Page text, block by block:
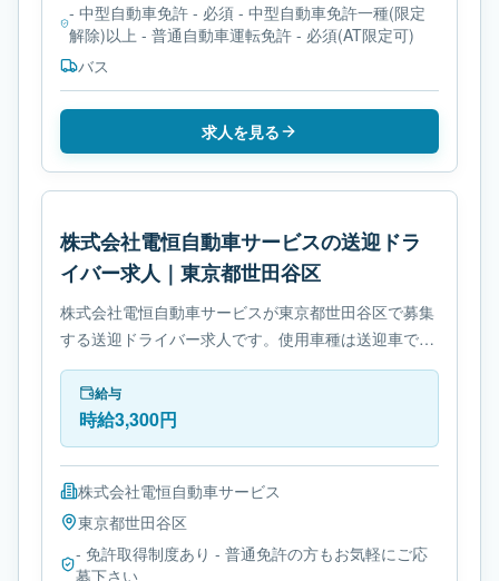
- 中型自動車免許 - 必須 - 中型自動車免許一種(限定
解除)以上 - 普通自動車運転免許 - 必須(AT限定可)
バス
求人を見る
株式会社電恒自動車サービスの送迎ドラ
イバー求人｜東京都世田谷区
株式会社電恒自動車サービスが東京都世田谷区で募集
する送迎ドライバー求人です。使用車種は送迎車で
す。勤務時間は- シフト制です。必要免許は- 免許取得
制度ありです。
給与
時給3,300円
株式会社電恒自動車サービス
東京都世田谷区
- 免許取得制度あり - 普通免許の方もお気軽にご応
募下さい